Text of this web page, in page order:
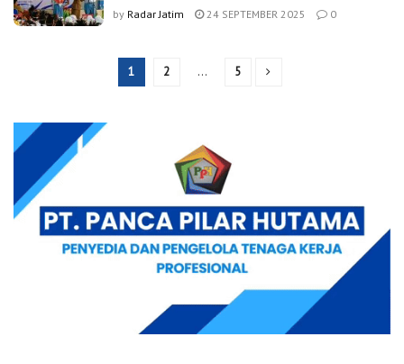
by Radar Jatim 24 SEPTEMBER 2025 0
1 2 … 5